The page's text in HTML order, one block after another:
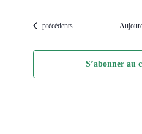
Évènements
précédents
S’abonner au